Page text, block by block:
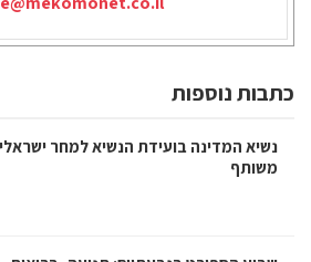
כתבות נוספות
נשיא המדינה בועידת הנשיא למחר ישראלי
משותף